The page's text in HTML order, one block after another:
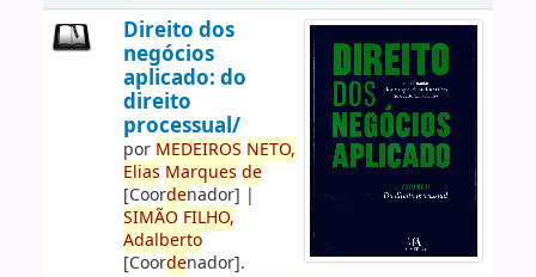
Direito dos
negócios
aplicado: do
direito
processual/
por MEDEIROS NETO,
Elias Marques de
[Coordenador] |
SIMÃO FILHO,
Adalberto
[Coordenador].